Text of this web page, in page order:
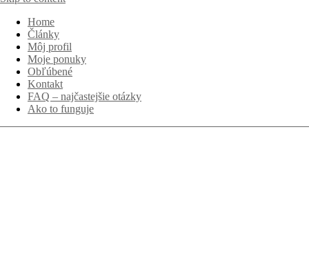
Home
Články
Môj profil
Moje ponuky
Obľúbené
Kontakt
FAQ – najčastejšie otázky
Ako to funguje